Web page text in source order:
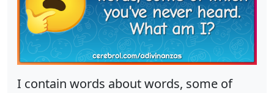
I contain words about words, some of